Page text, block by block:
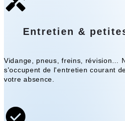
Entretien &
Vidange, pneus, freins, révision…
s'occupent de l'entretien courant
votre absence.